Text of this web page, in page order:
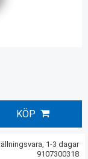
KÖP
1-3 dagar
9107300318